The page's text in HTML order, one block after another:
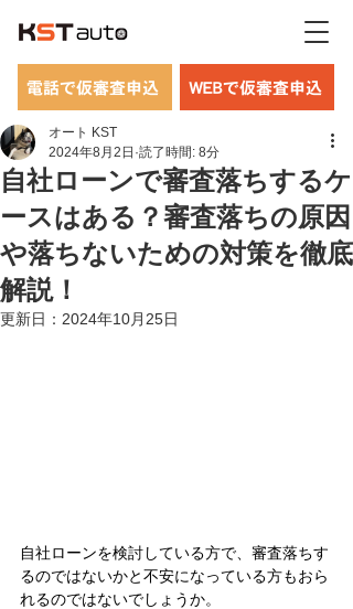
WEBで仮審査申込
電話で仮審査申込
自社ローンで審査落ちするケ
ースはある？審査落ちの原因
や落ちないための対策を徹底
解説！
オート KST
2024年8月2日 読了時間: 8分
更新日： 2024年10月25日
自社ローンを検討している方で、審査落ちす
るのではないかと不安になっている方もおら
れるのではないでしょうか。